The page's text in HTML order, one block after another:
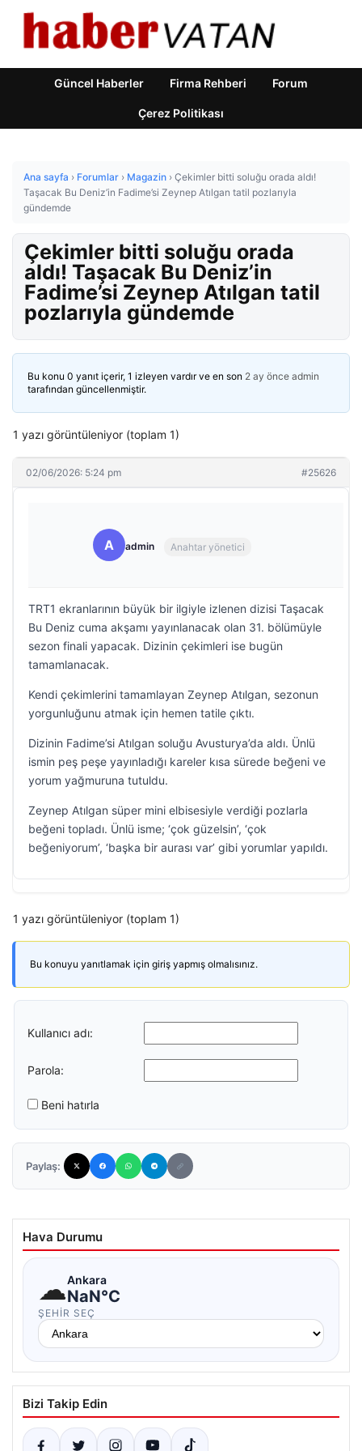
Güncel Haberler Firma Rehberi Forum
Çerez Politikası
Ana sayfa › Forumlar › Magazin › Çekimler bitti soluğu orada aldı!
Taşacak Bu Deniz’in Fadime’si Zeynep Atılgan tatil pozlarıyla
gündemde
Çekimler bitti soluğu orada
aldı! Taşacak Bu Deniz’in
Fadime’si Zeynep Atılgan tatil
pozlarıyla gündemde
Bu konu 0 yanıt içerir, 1 izleyen vardır ve en son 2 ay önce admin
tarafından güncellenmiştir.
1 yazı görüntüleniyor (toplam 1)
02/06/2026: 5:24 pm #25626
A admin Anahtar yönetici
TRT1 ekranlarının büyük bir ilgiyle izlenen dizisi Taşacak
Bu Deniz cuma akşamı yayınlanacak olan 31. bölümüyle
sezon finali yapacak. Dizinin çekimleri ise bugün
tamamlanacak.
Kendi çekimlerini tamamlayan Zeynep Atılgan, sezonun
yorgunluğunu atmak için hemen tatile çıktı.
Dizinin Fadime’si Atılgan soluğu Avusturya’da aldı. Ünlü
ismin peş peşe yayınladığı kareler kısa sürede beğeni ve
yorum yağmuruna tutuldu.
Zeynep Atılgan süper mini elbisesiyle verdiği pozlarla
beğeni topladı. Ünlü isme; ‘çok güzelsin’, ‘çok
beğeniyorum’, ‘başka bir aurası var’ gibi yorumlar yapıldı.
1 yazı görüntüleniyor (toplam 1)
Bu konuyu yanıtlamak için giriş yapmış olmalısınız.
Kullanıcı adı:
Parola:
Beni hatırla
Paylaş:
Hava Durumu
☁Ankara
NaN°C
ŞEHIR SEÇ
Bizi Takip Edin